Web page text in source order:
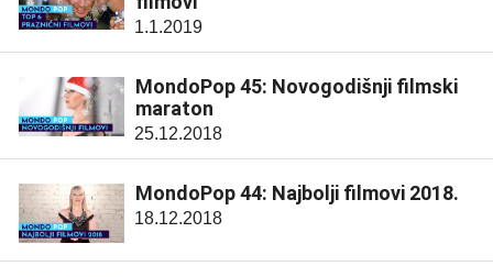
1.1.2019
MondoPop 45: Novogodišnji filmski
maraton
25.12.2018
MondoPop 44: Najbolji filmovi 2018.
18.12.2018